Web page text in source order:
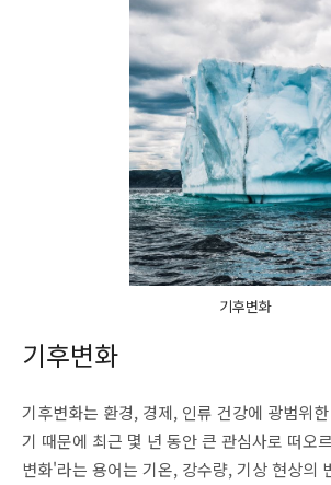
기후변화
기후변화
기후변화는 환경, 경제, 인류 건강에 광범위
기 때문에 최근 몇 년 동안 큰 관심사로 떠오
변화'라는 용어는 기온, 강수량, 기상 현상의